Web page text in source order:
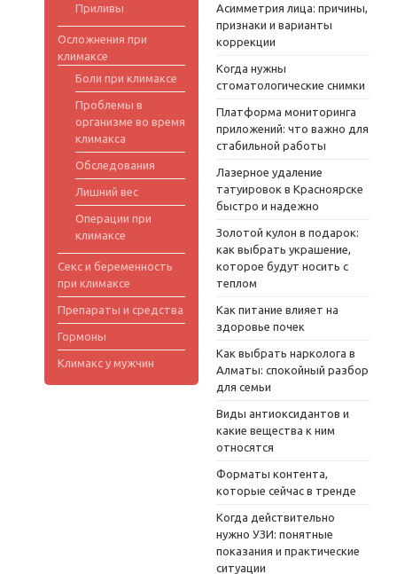
Приливы
Осложнения при
климаксе
Боли при климаксе
Проблемы в
организме во время
климакса
Обследования
Лишний вес
Операции при
климаксе
Секс и беременность
при климаксе
Препараты и средства
Гормоны
Климакс у мужчин
Асимметрия лица: причины,
признаки и варианты
коррекции
Когда нужны
стоматологические снимки
Платформа мониторинга
приложений: что важно для
стабильной работы
Лазерное удаление
татуировок в Красноярске
быстро и надежно
Золотой кулон в подарок:
как выбрать украшение,
которое будут носить с
теплом
Как питание влияет на
здоровье почек
Как выбрать нарколога в
Алматы: спокойный разбор
для семьи
Виды антиоксидантов и
какие вещества к ним
относятся
Форматы контента,
которые сейчас в тренде
Когда действительно
нужно УЗИ: понятные
показания и практические
ситуации